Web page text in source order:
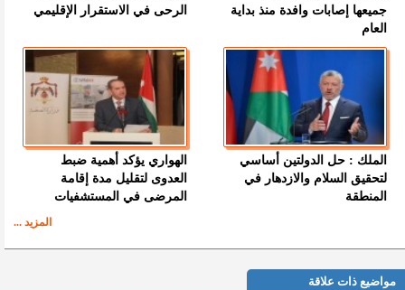
جميعها إصابات وافدة منذ بداية
العام
الرحى في الاستقرار الإقليمي
الملك : حل الدولتين أساسي
لتحقيق السلام والازدهار في
المنطقة
الهواري يؤكد أهمية ضبط
العدوى لتقليل مدة إقامة
المرضى في المستشفيات
المزيد ...
مواضيع ذات علاقة